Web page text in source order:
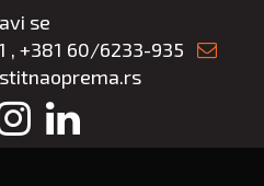
se
, +381 60/6233-935
Instagram
LinkedIn